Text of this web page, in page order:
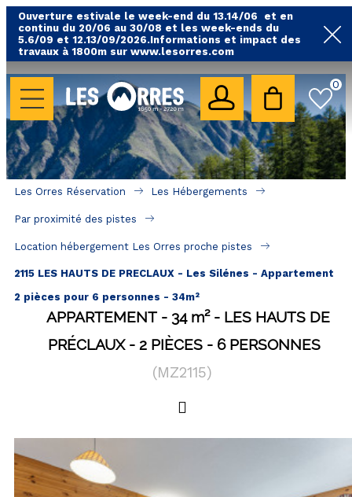
Ouverture estivale le week-end du 13.14/06 et en
continu du 20/06 au 30/08 et les week-ends du
5.6/09 et 12.13/09/2026.Informations et impact des
travaux à 1800m sur www.lesorres.com
0
LES HÉBERGEMENTS
Toutes nos locations
Hébergements avec piscine
Hébergements labellisés qualité
A proximité des remontées mécaniques ( VTT,
SÉJOURS & BONS PLANS
LOCALISATION
Les Orres 1650 centre station
Les Orres 1800 Bois Méan
Les Orres Réservation Les Hébergements
Par proximité des pistes
Location hébergement Les Orres proche pistes
2115 LES HAUTS DE PRECLAUX - Les Silénes - Appartement
2 pièces pour 6 personnes - 34m²
APPARTEMENT 34 m²
LES HAUTS DE
PRÉCLAUX
2 PIÈCES 6 PERSONNES
(MZ2115)